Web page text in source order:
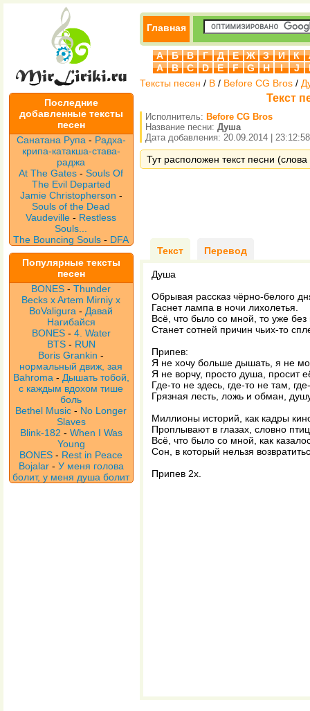
Последние
добавленные тексты
песен
Санатана Рупа - Радха-
крипа-катакша-става-
раджа
At The Gates -Souls Of
The Evil Departed
Jamie Christopherson -
Souls of the Dead
Vaudeville- Restless
Souls...
The Bouncing Souls - DFA
Популярные тексты
песен
BONES -Thunder
Becks x Artem Mirniy x
BoValigura - Давай
Нагибайся
BONES - 4. Water
BTS - RUN
Boris Grankin -
нормальный движ, зая
Bahroma - Дышать тобой,
с каждым вдохом тише
боль
Bethel Music - No Longer
Slaves
Blink-182 - When I Was
Young
BONES - Rest in Peace
Bojalar - У меня голова
болит, у меня душа болит
Главная
А Б В Г Д Е Ж З И К
A
B C D E F G H I J
Тексты песен / B / Before CG Bros /
Текст
Исполнитель: Before CG Bros
Название песни: Душа
Дата добавления: 20.09.2014 | 23:12:58
Тут расположен текст песни
Текст Перевод
Душа
Обрывая рассказ чёрно-белого
Гаснет лампа в ночи лихолетья.
Всё, что было со мной, то уже
Станет сотней причин чьих-то
Припев:
Я не хочу больше дышать, я не
Я не ворчу, просто душа, просит
Где-то не здесь, где-то не там,
Грязная лесть, ложь и обман,
Миллионы историй, как кадры
Проплывают в глазах, словно
Всё, что было со мной, как
Сон, в который нельзя
Припев 2х.